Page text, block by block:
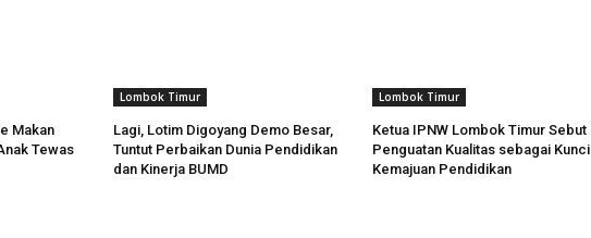
Makan
Tewas
Lombok Timur
Lagi, Lotim Digoyang Demo Besar,
Tuntut Perbaikan Dunia Pendidikan
dan Kinerja BUMD
Lombok Timur
Ketua IPNW Lombok Timur Sebut
Penguatan Kualitas sebagai Kunci
Kemajuan Pendidikan